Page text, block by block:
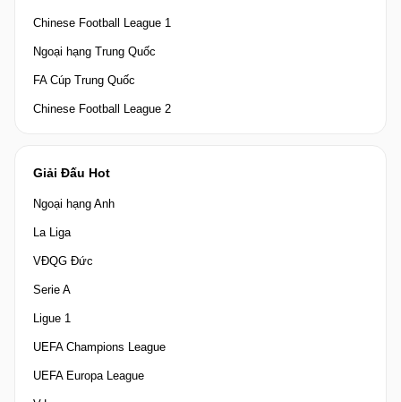
Chinese Football League 1
Ngoại hạng Trung Quốc
FA Cúp Trung Quốc
Chinese Football League 2
Giải Đấu Hot
Ngoại hạng Anh
La Liga
VĐQG Đức
Serie A
Ligue 1
UEFA Champions League
UEFA Europa League